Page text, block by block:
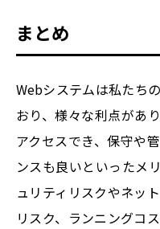
まとめ
Webシステムは私たち
おり、様々な利点があ
アクセスでき、保守や
ンスも良いといったメ
ュリティリスクやネッ
リスク、ランニングコ